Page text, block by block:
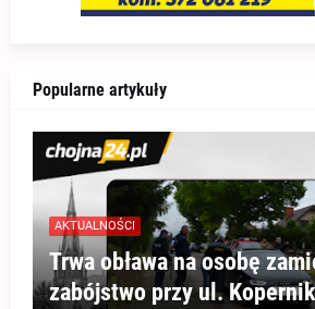
Popularne artykuły
AKTUALNOŚCI
Trwa obława na osobę
zabójstwo przy ul.